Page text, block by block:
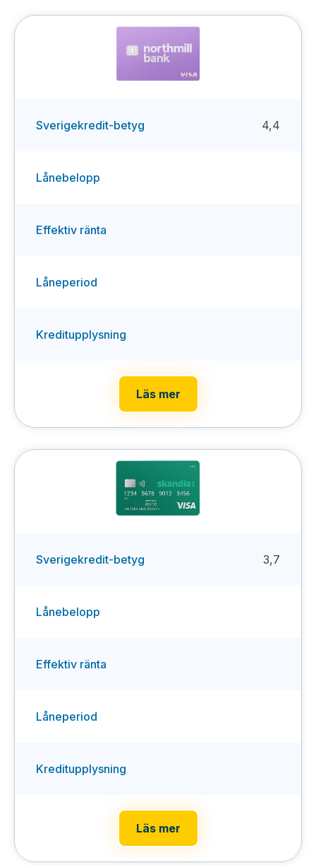
Sverigekredit-betyg 4,4
Lånebelopp
Effektiv ränta
Låneperiod
Kreditupplysning
Läs mer
Sverigekredit-betyg 3,7
Lånebelopp
Effektiv ränta
Låneperiod
Kreditupplysning
Läs mer